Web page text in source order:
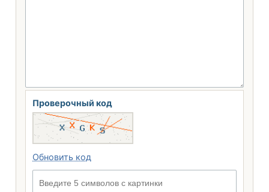
Проверочный код
Обновить код